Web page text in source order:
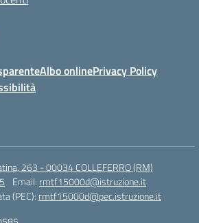
Albo onlinePrivacy Policy
263 - 00034 COLLEFERRO (RM)
Email: rmtf15000d@istruzione.it
(PEC): rmtf15000d@pec.istruzione.it